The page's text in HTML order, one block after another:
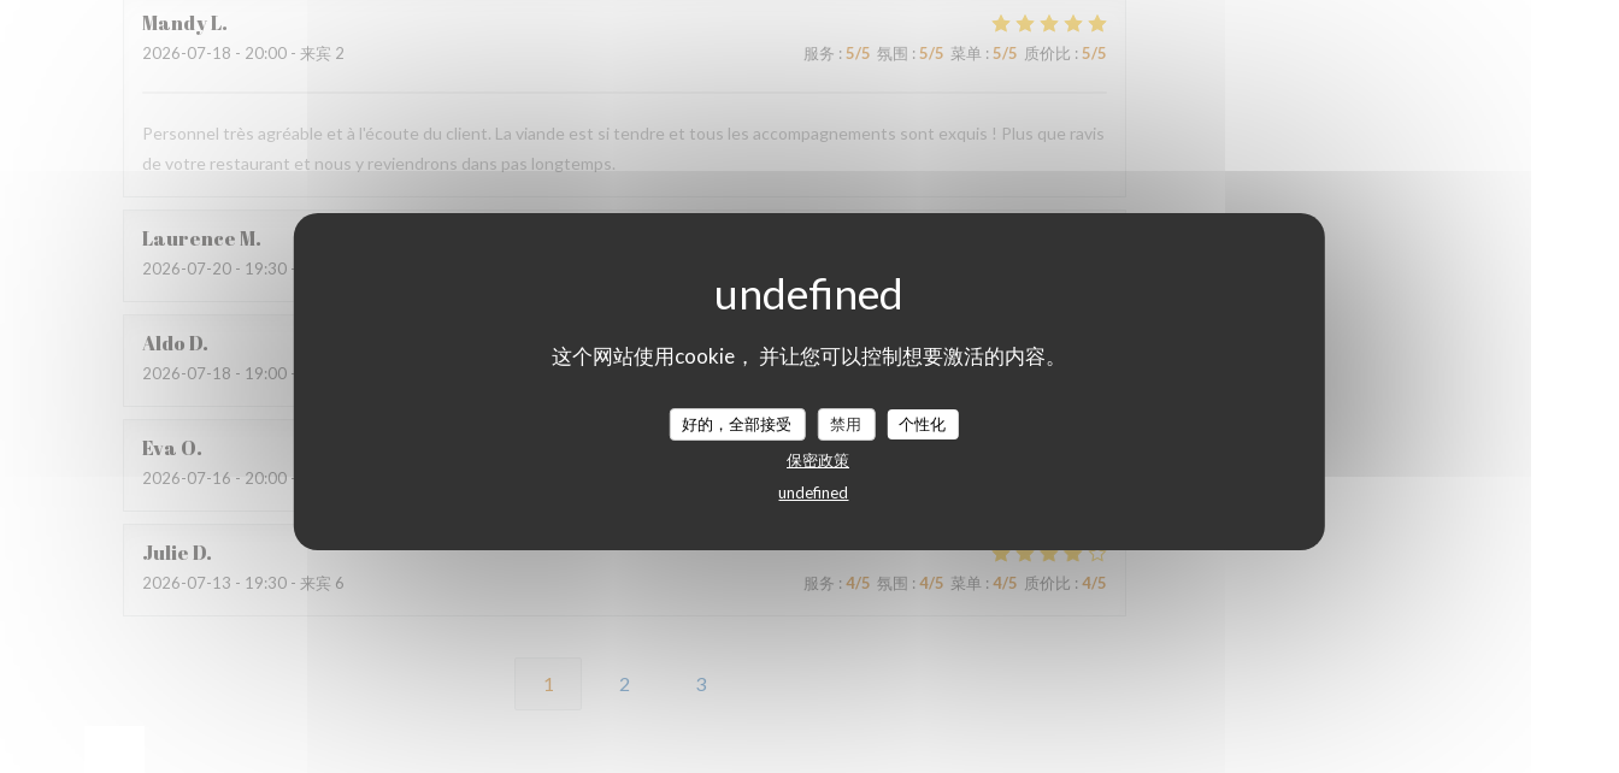
这个网站使用cookie， 并让您可以控制想要激活的内容。
好的，全部接受 禁用
个性化
保密政策
undefined
MandyL
2026-07-18 - 20:00 - 来宾 2 服务 : 5/5 氛围 : 5/5 菜单: 5/5 质价比 : 5/5
Personnel très agréable et à l'écoute du client. La viande est si tendre et tous les accompagnements sont exquis ! Plus que ravis
de votre restaurant et nous y reviendrons dans pas longtemps.
LaurenceM
2026-07-20 - 19:30 - 来宾 4
AldoD
2026-07-18 - 19:00 - 来宾 4 服务 /5 氛围 : 菜单 4
Eva O
2026-07-16 - 20:00 - 来宾 2
JulieD
2026-07-13 - 19:30 - 来宾 6 服务 : 4/5 氛围 : 4/5 菜单 : 4/5 质价比 : 4/5
1 2 3